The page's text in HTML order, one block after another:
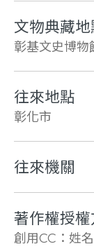
文物典藏
彰基文史博物
往來地點
彰化市
往來機關
著作權授權
創用CC：姓